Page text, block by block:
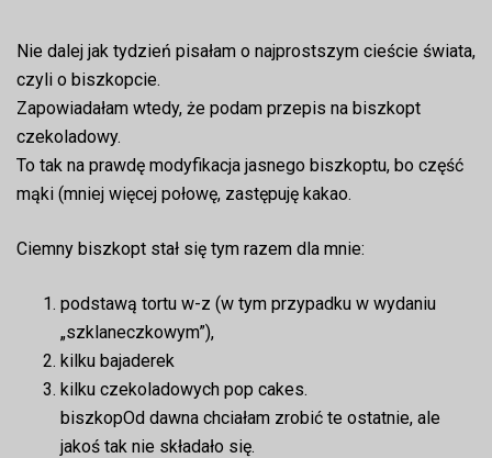
Nie dalej jak tydzień pisałam o najprostszym cieście świata,
czyli o biszkopcie.
Zapowiadałam wtedy, że podam przepis na biszkopt
czekoladowy.
To tak na prawdę modyfikacja jasnego biszkoptu, bo część
mąki (mniej więcej połowę, zastępuję kakao.
Ciemny biszkopt stał się tym razem dla mnie:
podstawą tortu w-z (w tym przypadku w wydaniu
„szklaneczkowym”),
kilku bajaderek
kilku czekoladowych pop cakes.
biszkopOd dawna chciałam zrobić te ostatnie, ale
jakoś tak nie składało się.